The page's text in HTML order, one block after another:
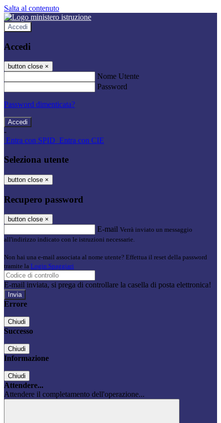
Salta al contenuto
Accedi
Accedi
button close ×
Nome Utente
Password
Password dimenticata?
-
Entra con SPID Entra con CIE
Seleziona utente
button close ×
Recupero password
button close ×
E-mail Verrà inviato un messaggio
all'indirizzo indicato con le istruzioni necessarie.
Non hai una e-mail associata al nome utente? Effettua il reset della password
tramite la Login Spaggiari
E-mail inviata, si prega di controllare la casella di posta elettronica!
Errore
Chiudi
Successo
Chiudi
Informazione
Chiudi
Attendere...
Attendere il completamento dell'operazione...